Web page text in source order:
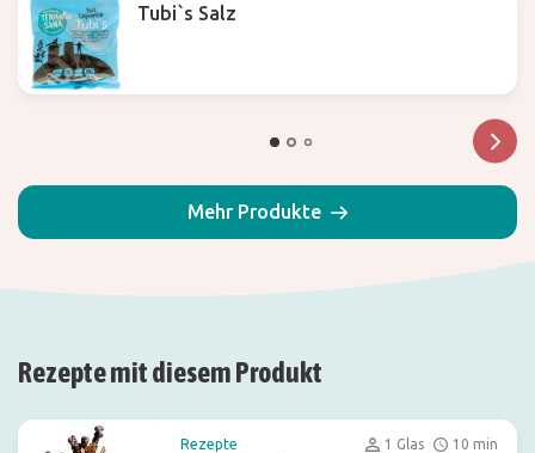
Tubi`s Salz
Mehr Produkte
Rezepte mit diesem Produkt
Rezepte 1 Glas 10 min